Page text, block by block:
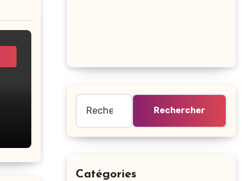
Catégories